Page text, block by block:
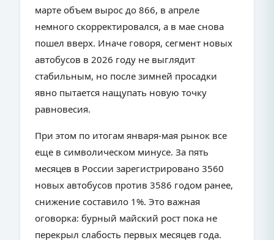
марте объем вырос до 866, в апреле
немного скорректировался, а в мае снова
пошел вверх. Иначе говоря, сегмент новых
автобусов в 2026 году не выглядит
стабильным, но после зимней просадки
явно пытается нащупать новую точку
равновесия.
При этом по итогам января-мая рынок все
еще в символическом минусе. За пять
месяцев в России зарегистрировано 3560
новых автобусов против 3586 годом ранее,
снижение составило 1%. Это важная
оговорка: бурный майский рост пока не
перекрыл слабость первых месяцев года.